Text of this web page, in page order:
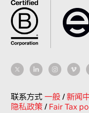
联系方式一般/新闻
隐私政策/ Fair Tax